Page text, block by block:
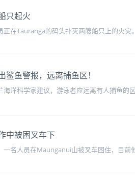
只起火
在Tauranga的码头扑灭两艘船只上的火灾。
鱼警报，远离捕鱼区！
洋科学家建议，游泳者应远离有人捕鱼的
中被困叉车下
名人员在Maunganui山被叉车困住，目前